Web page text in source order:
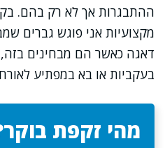
ההתבגרות אך לא רק בהם.
מקצועיות אני פוגש גברים
דאגה כאשר הם מבחינים
בעקביות או בא במפתיע
מהי זקפת